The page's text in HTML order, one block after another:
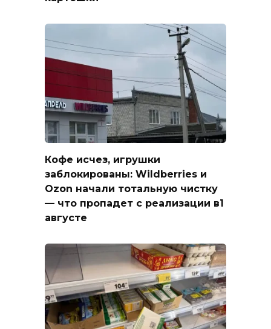
Кофе исчез, игрушки
заблокированы: Wildberries и
Ozon начали тотальную чистку
— что пропадет с реализации в1
августе